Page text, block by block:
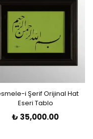
i Şerif Orijinal Hat
Eseri Tablo
₺ 35,000.00